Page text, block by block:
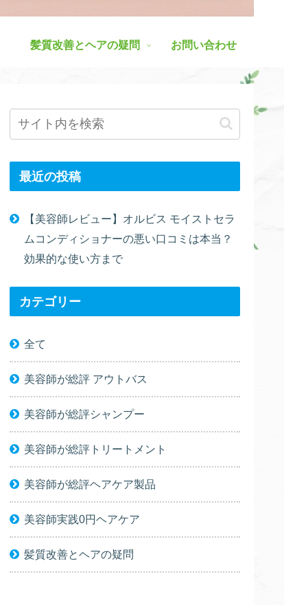
髪質改善とヘアの疑問 お問い合わせ
最近の投稿
【美容師レビュー】オルビス モイストセラ
ムコンディショナーの悪い口コミは本当？
効果的な使い方まで
カテゴリー
全て
美容師が総評 アウトバス
美容師が総評シャンプー
美容師が総評トリートメント
美容師が総評ヘアケア製品
美容師実践0円ヘアケア
髪質改善とヘアの疑問